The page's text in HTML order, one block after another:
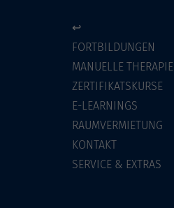
↩
FORTBILDUNGEN
MANUELLE THERAPIE
ZERTIFIKATSKURSE
E-LEARNINGS
RAUMVERMIETUNG
KONTAKT
SERVICE & EXTRAS